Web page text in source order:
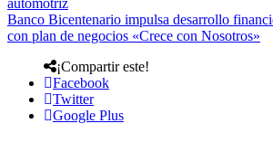
automotriz
Banco Bicentenario impulsa desarrollo
con plan de negocios «Crece con Nosotros»
¡Compartir este!
Facebook
Twitter
Google Plus